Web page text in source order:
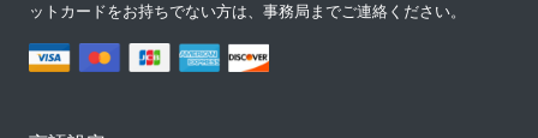
ットカードをお持ちでない方は、事務局までご連絡ください。